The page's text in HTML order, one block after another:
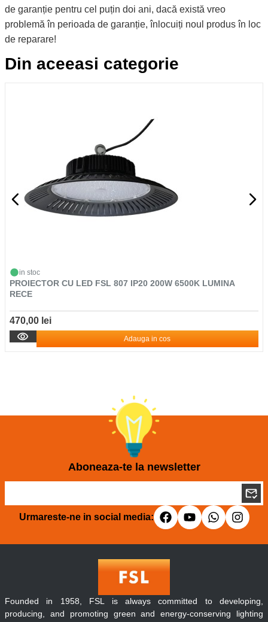
de garanție pentru cel puțin doi ani, dacă există vreo
problemă în perioada de garanție, înlocuiți noul produs în loc
de reparare!
Din aceeasi categorie
in stoc
PROIECTOR CU LED FSL 807 IP20 200W 6500K LUMINA
RECE
470,00 lei
Adauga in cos
Aboneaza-te la newsletter
Urmareste-ne in social media:
Founded in 1958, FSL is always committed to developing,
producing, and promoting green and energy-conserving lighting